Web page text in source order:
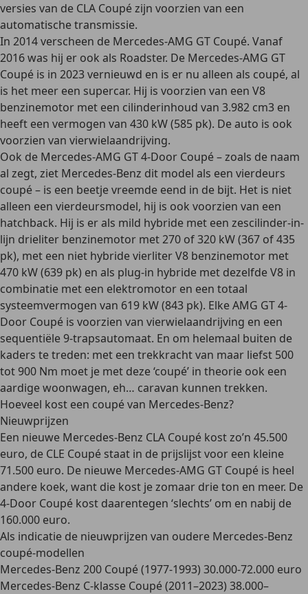
versies van de CLA Coupé zijn voorzien van een
automatische transmissie.
In 2014 verscheen de Mercedes-AMG GT Coupé. Vanaf
2016 was hij er ook als Roadster. De Mercedes-AMG GT
Coupé is in 2023 vernieuwd en is er nu alleen als coupé, al
is het meer een supercar. Hij is voorzien van een V8
benzinemotor met een cilinderinhoud van 3.982 cm3 en
heeft een vermogen van 430 kW (585 pk). De auto is ook
voorzien van vierwielaandrijving.
Ook de Mercedes-AMG GT 4-Door Coupé– zoals de naam
al zegt, ziet Mercedes-Benz dit model als een vierdeurs
coupé – is een beetje vreemde eend in de bijt. Het is niet
alleen een vierdeursmodel, hij is ook voorzien van een
hatchback. Hij is er als mild hybride met een zescilinder-in-
lijn drieliter benzinemotor met 270 of 320 kW (367 of 435
pk), met een niet hybride vierliter V8 benzinemotor met
470 kW (639 pk) en als plug-in hybride met dezelfde V8 in
combinatie met een elektromotor en een totaal
systeemvermogen van 619 kW (843 pk). Elke AMG GT 4-
Door Coupé is voorzien van vierwielaandrijving en een
sequentiële 9-trapsautomaat. En om helemaal buiten de
kaders te treden: met een trekkracht van maar liefst 500
tot 900 Nm moet je met deze ‘coupé’ in theorie ook een
aardige woonwagen, eh… caravan kunnen trekken.
Hoeveel kost een coupé van Mercedes-Benz?
Nieuwprijzen
Een nieuwe Mercedes-Benz CLA Coupé kost zo’n 45.500
euro, de CLE Coupé staat in de prijslijst voor een kleine
71.500 euro. De nieuwe Mercedes-AMG GT Coupé is heel
andere koek, want die kost je zomaar drie ton en meer. De
4-Door Coupé kost daarentegen ‘slechts’ om en nabij de
160.000 euro.
Als indicatie de nieuwprijzen van oudere Mercedes-Benz
coupé-modellen
Mercedes-Benz 200 Coupé (1977-1993) 30.000-72.000 euro
Mercedes-Benz C-klasse Coupé (2011–2023) 38.000–